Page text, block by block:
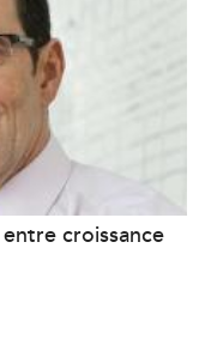
croissance